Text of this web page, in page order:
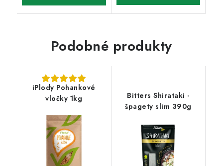
Podobné produkty
iPlody Pohankové
vločky 1kg
Bitters Shirataki -
špagety slim 390g